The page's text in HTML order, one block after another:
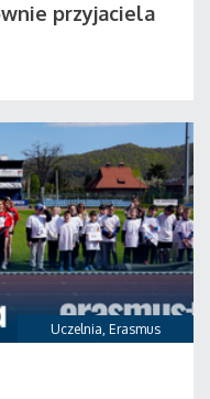
przyjaciela
Uczelnia, Erasmus